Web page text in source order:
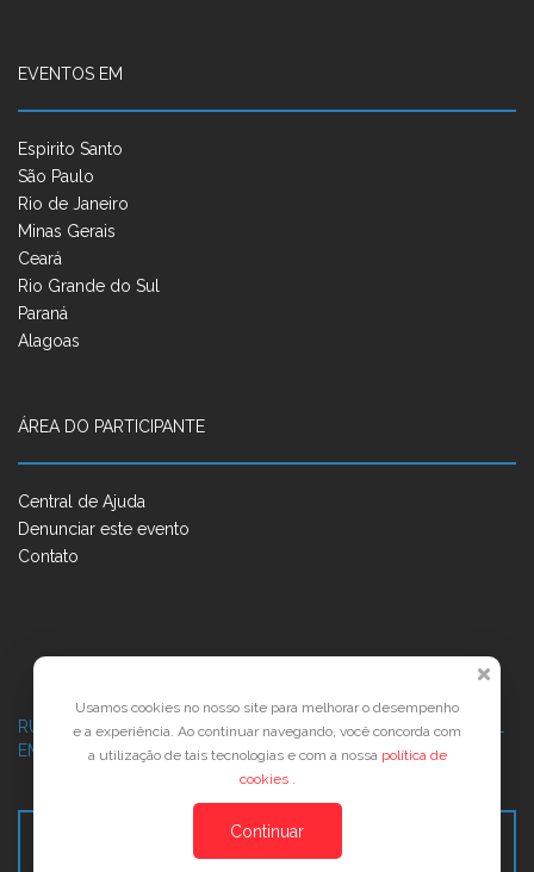
EVENTOS EM
Espirito Santo
São Paulo
Rio de Janeiro
Minas Gerais
Ceará
Rio Grande do Sul
Paraná
Alagoas
ÁREA DO PARTICIPANTE
Central de Ajuda
Denunciar este evento
Contato
RUA JOSÉ PONTES DE MAGALHÃES, 70JATIÚCA, MACEIÓ - AL
EMPRESARIAL JTR, ED. ÍTALIA, SALA 702
Veja no Mapa
Usamos cookies no nosso site para melhorar o desempenho
e a experiência. Ao continuar navegando, você concorda com
a utilização de tais tecnologias e com a nossa política de
cookies .
Continuar